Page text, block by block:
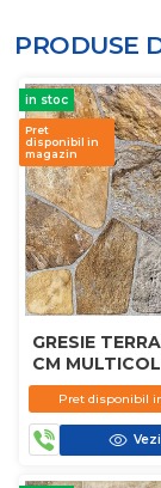
PRODUSE
in stoc
Pret
disponibil in
magazin
GRESIE
CM
Pret disponibil